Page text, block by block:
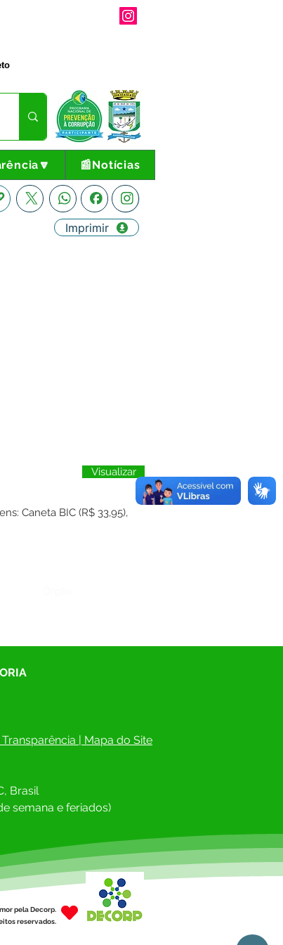
📰Notícias
Imprimir
Visualizar
Caneta BIC (R$ 33,95),
| Mapa do Site
Brasil
semana e feriados)
pela Decorp.
reservados.